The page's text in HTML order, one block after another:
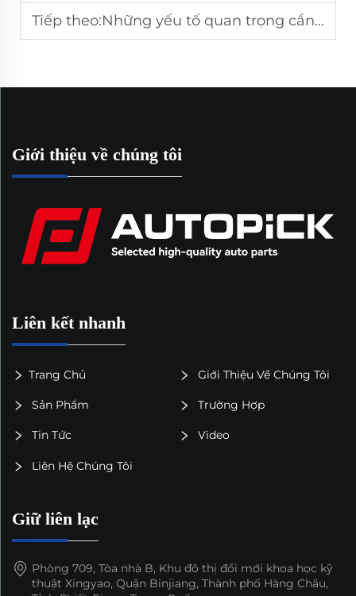
Tiếp theo:Những yếu tố quan trọng cần cân nhắc khi hợp tác với nhà sản xuất cảm biến lưu lượng khí khối lượng chính hãng (OEM)
Giới thiệu về chúng tôi
Liên kết nhanh
Trang Chủ Giới Thiệu Về Chúng Tôi
Sản Phẩm Trường Hợp
Tin Tức Video
Liên Hệ Chúng Tôi
Giữ liên lạc
Phòng 709, Tòa nhà B, Khu đô thị đổi mới khoa học kỹ
thuật Xingyao, Quận Binjiang, Thành phố Hàng Châu,